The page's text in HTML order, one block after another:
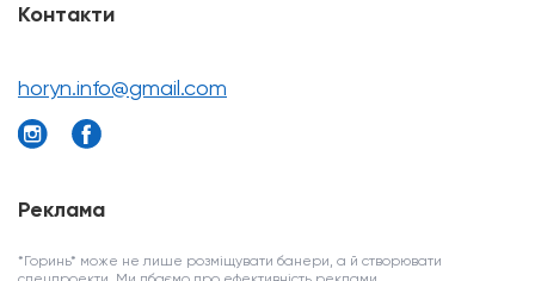
Контакти
horyn.info@gmail.com
Реклама
*Горинь* може не лише розміщувати банери, а й створювати